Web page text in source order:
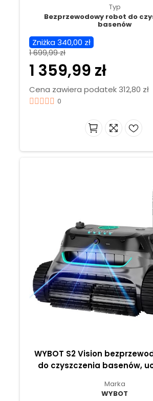
Typ
Bezprzewodowy robot do
basenów
Zniżka 340,00 zł
1 699,99 zł
1 359,99 zł
Cena zawiera podatek 312,80 zł
0
WYBOT S2 Vision
do czyszczenia basenów,
Marka
WYBOT